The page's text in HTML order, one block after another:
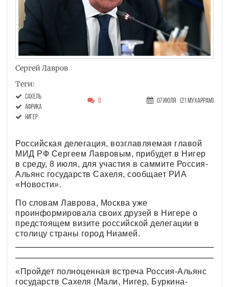
Сергей Лавров
Теги:
Сахель
Африка
Нигер
0 07 Июля (21 Мухаррам)
Российская делегация, возглавляемая главой
МИД РФ Сергеем Лавровым, прибудет в Нигер
в среду, 8 июля, для участия в саммите Россия-
Альянс государств Сахеля, сообщает РИА
«Новости».
По словам Лаврова, Москва уже
проинформировала своих друзей в Нигере о
предстоящем визите российской делегации в
столицу страны город Ниамей.
«Пройдет полноценная встреча Россия-Альянс
государств Сахеля (Мали, Нигер, Буркина-